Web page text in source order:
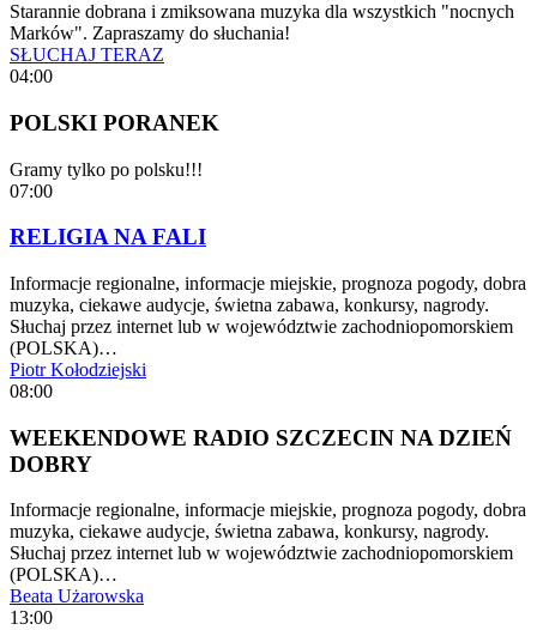
Starannie dobrana i zmiksowana muzyka dla wszystkich "nocnych
Marków". Zapraszamy do słuchania!
SŁUCHAJ TERAZ
04:00
POLSKI PORANEK
Gramy tylko po polsku!!!
07:00
RELIGIA NA FALI
Informacje regionalne, informacje miejskie, prognoza pogody, dobra
muzyka, ciekawe audycje, świetna zabawa, konkursy, nagrody.
Słuchaj przez internet lub w województwie zachodniopomorskiem
(POLSKA)…
Piotr Kołodziejski
08:00
WEEKENDOWE RADIO SZCZECIN NA DZIEŃ
DOBRY
Informacje regionalne, informacje miejskie, prognoza pogody, dobra
muzyka, ciekawe audycje, świetna zabawa, konkursy, nagrody.
Słuchaj przez internet lub w województwie zachodniopomorskiem
(POLSKA)…
Beata Użarowska
13:00